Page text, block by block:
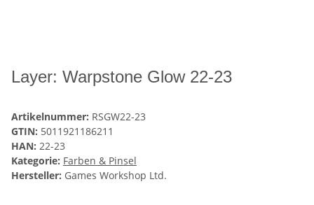
Layer: Warpstone Glow 22-23
Artikelnummer: RSGW22-23
GTIN: 5011921186211
HAN: 22-23
Kategorie: Farben & Pinsel
Hersteller: Games Workshop Ltd.